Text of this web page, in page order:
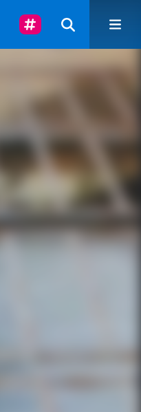
Suivez-Nous